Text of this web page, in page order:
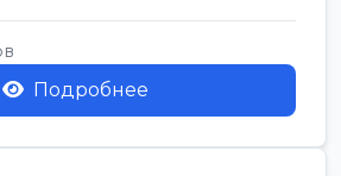
в Нетании дл...
Подробнее